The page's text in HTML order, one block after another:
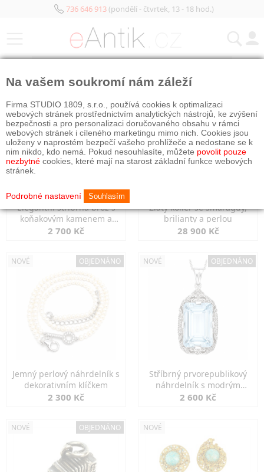
736 646 913(pondělí - čtvrtek, 13 - 18 hod.)
Elegantní stříbrná brož s
koňakovým kamenem a
markazity
2 700 Kč
Zlatý kolier se smaragdy,
brilianty a perlou
28 900 Kč
NOVÉ OBJEDNÁNO
Jemný perlový náhrdelník s
dekorativním klíčkem
2 300 Kč
NOVÉ OBJEDNÁNO
Stříbrný prvorepublikový
náhrdelník s modrým
spinelem
2 600 Kč
NOVÉ OBJEDNÁNO NOVÉ
Na vašem soukromí nám záleží
Firma STUDIO 1809, s.r.o., používá cookies k optimalizaci
webových stránek prostřednictvím analytických nástrojů, ke zvýšení
bezpečnosti a pro personalizaci doručovaného obsahu v rámci
webových stránek i cíleného marketingu mimo nich. Cookies jsou
uloženy v naprostém bezpečí vašeho prohlížeče a nedostane se k
nim nikdo, kdo nemá. Pokud nesouhlasíte, můžete povolit pouze
nezbytné cookies, které mají na starost základní funkce webových
stránek.
Podrobné nastavení Souhlasím